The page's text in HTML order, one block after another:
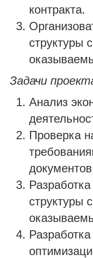
контракта.
структуры
Задачи
Анализ
Проверка
структуры